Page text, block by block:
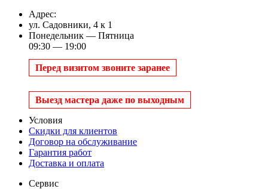
Адрес:
ул. Садовники, 4 к 1
Понедельник — Пятница
09:30 — 19:00
Перед визитом звоните заранее
Выезд мастера даже по выходным
Условия
Скидки для клиентов
Договор на обслуживание
Гарантия работ
Доставка и оплата
Сервис